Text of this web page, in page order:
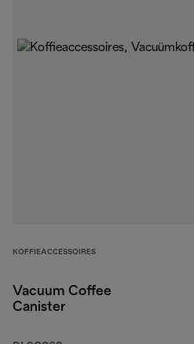
KOFFIEACCESSOIRES
Vacuum Coffee
Canister